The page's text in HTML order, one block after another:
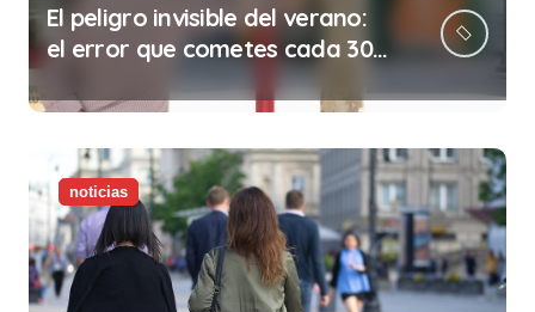
El peligro invisible del verano:
el error que cometes cada 30
minutos en tu trabajo (y la
ilegalidad que te puede costar
la vida)
noticias